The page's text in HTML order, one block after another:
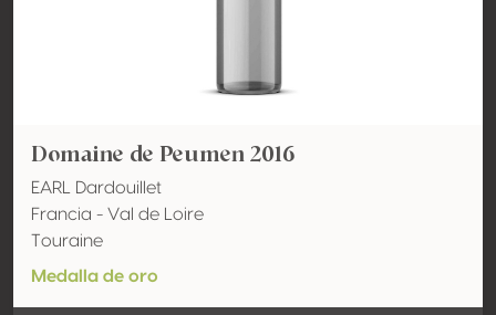
Domaine de Peumen 2016
EARL Dardouillet
Francia - Val de Loire
Touraine
Medalla de oro